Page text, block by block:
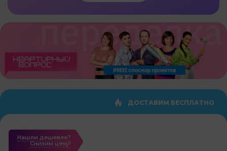
ДОСТАВИМ БЕСПЛАТНО
Нашли дешевле?
Cнизим цену!